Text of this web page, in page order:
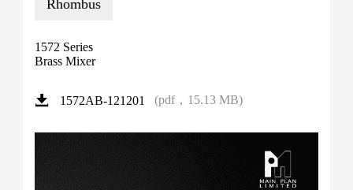
Rhombus
1572 Series
Brass Mixer
1572AB-121201 (pdf，15.13 MB)